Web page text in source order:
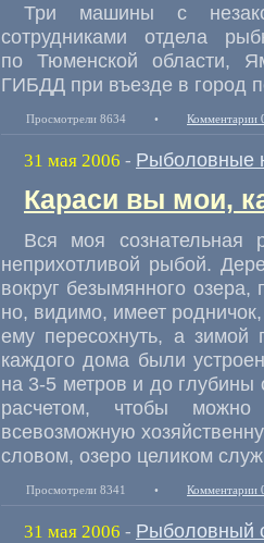
Три машины с
сотрудниками отдела
по Тюменской области,
ГИБДД при въезде в город
Просмотрели 8634 • Комментарии
31 мая 2006 - Рыболовные
Караси вы мои,
Вся моя сознательная
неприхотливой рыбой.
вокруг безымянного
но, видимо, имеет
ему пересохнуть, а зимой
каждого дома были
на 3-5 метров и до глубины
расчетом, чтобы
всевозможную
словом, озеро целиком
Просмотрели 8341 • Комментарии
31 мая 2006 - Рыболовный